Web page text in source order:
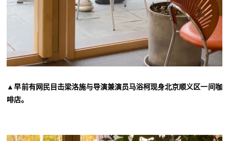
▲早前有网民目击梁洛施与导演兼演员马浴柯现身北京顺义区一间咖
啡店。